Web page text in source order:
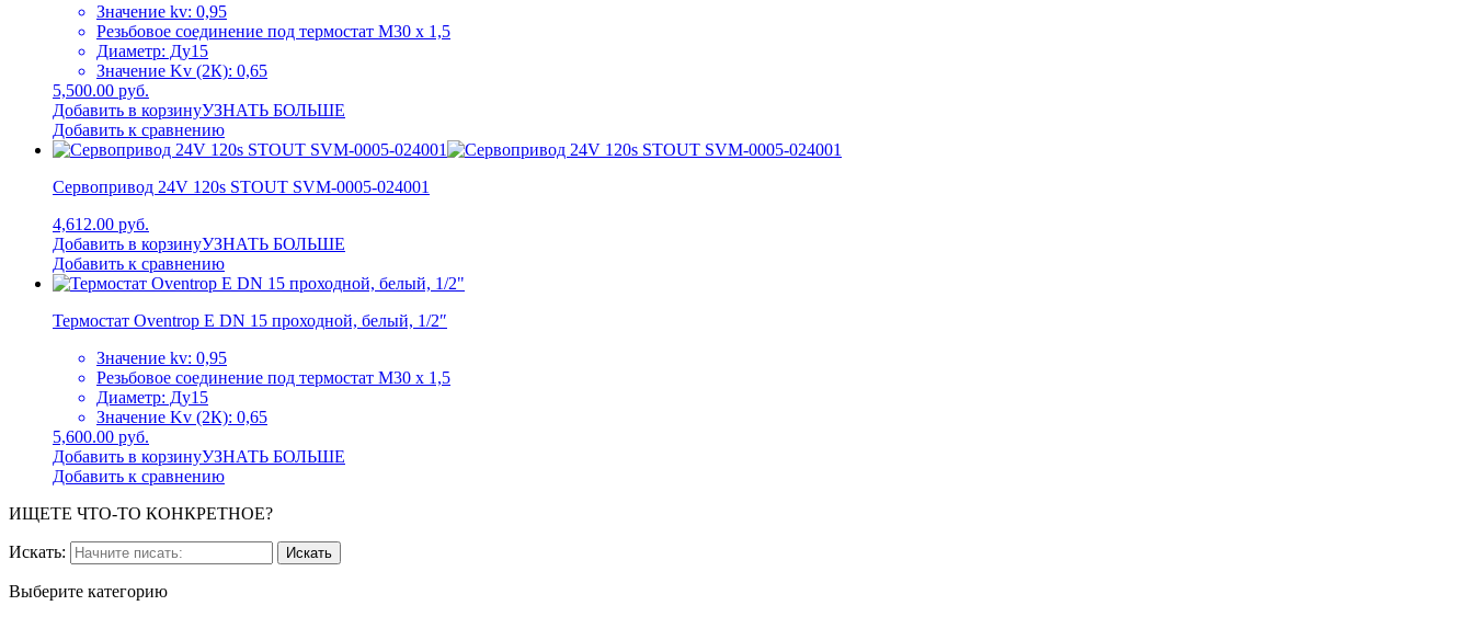
Значение kv: 0,95
Резьбовое соединение под термостат M30 x 1,5
Диаметр: Ду15
Значение Kv (2К): 0,65
5,500.00 руб.
Добавить в корзинуУЗНАТЬ БОЛЬШЕ
Добавить к сравнению
Сервопривод 24V 120s STOUT SVM-0005-024001
4,612.00 руб.
Добавить в корзинуУЗНАТЬ БОЛЬШЕ
Добавить к сравнению
Термостат Oventrop E DN 15 проходной, белый, 1/2″
Значение kv: 0,95
Резьбовое соединение под термостат M30 x 1,5
Диаметр: Ду15
Значение Kv (2К): 0,65
5,600.00 руб.
Добавить в корзинуУЗНАТЬ БОЛЬШЕ
Добавить к сравнению
ИЩЕТЕ ЧТО-ТО КОНКРЕТНОЕ?
Искать:
Выберите категорию